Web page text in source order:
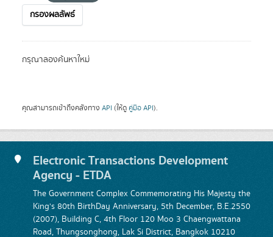
กรองผลลัพธ์
กรุณาลองค้นหาใหม่
คุณสามารถเข้าถึงคลังทาง API (ให้ดู คู่มือ API).
Electronic Transactions Development
Agency - ETDA
The Government Complex Commemorating His Majesty the
King's 80th BirthDay Anniversary, 5th December, B.E.2550
(2007), Building C, 4th Floor 120 Moo 3 Chaengwattana
Road, Thungsonghong, Lak Si District, Bangkok 10210